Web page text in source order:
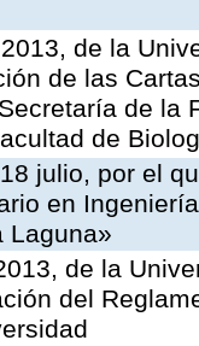
de la
de las
de la
de
julio, por el
en
Laguna»
de la
del